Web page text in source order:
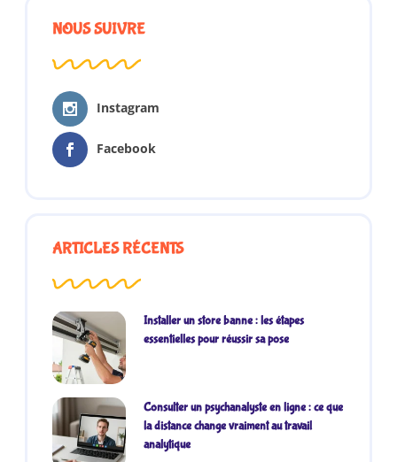
NOUS SUIVRE
Instagram
Facebook
ARTICLES RÉCENTS
Installer un store banne : les étapes
essentielles pour réussir sa pose
Consulter un psychanalyste en ligne : ce que
la distance change vraiment au travail
analytique